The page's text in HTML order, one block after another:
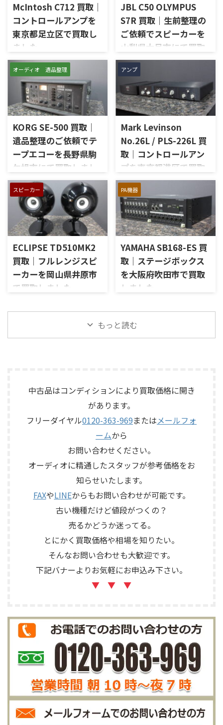
McIntosh C712 買取｜
コントロールアンプを
東京都足立区で買取し
ました
東京都足立区で、McIntoshの
コントロールアンプ「C712」
を出張買取させていただきま
した。今回のお品物は、
McIntoshらしいガラスパネル
デザインとリモート操作機能
を備えた2chソリッドステート
式のコントロールアンプで、左
右チャンネルの音出し、入力
切替、ボリューム、トーンコン
トロール、MMフォノ入力、バ
外観コンディション、リモコン
など付属品の有無を確認しな
がら査定いたしました。 買取
商品：McIntosh C712 メーカ
ー：McIntosh / マッキントッ
JBL C50 OLYMPUS
S7R 買取｜生前整理の
ご依頼でスピーカーを
山梨県大月市にて買取
しました
山梨県大月市で、生前整理に伴
いJBLの大型スピーカー「C50
OLYMPUS S7R」を出張買取さ
せていただきました。今回の
お品物は、長年大切に音楽を
楽しまれてきたご本人様より、
オーディオ機器の整理を進めた
いとのご相談をいただいたも
のです。 JBL C50 OLYMPUS
S7Rは、Olympus専用エンクロ
ージャーにLE15Aウーファー、
PR15パッシブラジエーター、
LE85ドライバー、HL91ホー
ン、LX5ネットワークなどを組
み合わせたヴィンテージJBLの
スピーカーシステムです。査定
では、左右ペアの音 ...
オーディオ 遺品整理
KORG SE-500 買取｜
遺品整理のご依頼でテ
ープエコーを長野県駒
ケ根市にて買取しまし
た
長野県駒ケ根市で、遺品整理に
伴いKORGのテープエコー
「SE-500 Stage Echo」を出張
買取させていただきました。
今回のお品物は、前オーナー
様が大切に保管されていたヴ
ィンテージのテープエコーで、
ご家族様より「価値があるも
のか分からないので、処分する
前に見てほしい」とご相談い
500は、テープを使用したアナ
ログエコーならではの揺らぎ
や質感を楽しめる機材です。査
アンプ
Mark Levinson
No.26L / PLS-226L 買
取｜コントロールアン
プを東京都港区で買取
しました
東京都港区で、Mark Levinson
のコントロールアンプ
「No.26L / PLS-226L」を出張
買取させていただきました。
今回のお品物は、アンプ部
No.26Lと外部電源部PLS-226L
で構成されるセパレートタイ
プのプリアンプで、左右チャン
ネルの音出し状態、入力切
替、ボリューム、バランス、
ォノカードやバランス入力カ
ードの有無、電源部の状態、
接続ケーブル、外観コンディシ
スピーカー
ECLIPSE TD510MK2
買取｜フルレンジスピ
ーカーを岡山県井原市
で買取しました
ルレンジスピーカー
「TD510MK2」を出張買取させ
態、ユニットの状態、エッグ
シェル型エンクロージャー、角
度調整機構、スピーカー端
子、外観コンディション、保護
ネットやキャップなど付属品
の有無を確認しながら査定い
たしました。 買取商品：
ECLIPSE / イクリプス 型番：
TD510MK2 カテゴリ ...
PA機器
YAMAHA SB168-ES 買
取｜ステージボックス
を大阪府吹田市で買取
しました
テージボックス「SB168-ES」
を出張買取させていただきま
IN/OUT、NETWORK端子、ヘッ
ドアンプリモート、ファンタム
電源、外観コンディション、電
源コードや取扱説明書など付
属品の有無を確認しながら査
定いたしました。 買取商品：
YAMAHA SB168-ES メーカー：
SB168-ES カ ...
もっと読む
中古品はコンディションにより買取価格に開き
があります。
フリーダイヤル0120-363-969またはメールフォ
ームから
お問い合わせください。
オーディオに精通したスタッフが参考価格をお
知らせいたします。
FAXやLINEからもお問い合わせが可能です。
古い機種だけど値段がつくの？
売るかどうか迷ってる。
とにかく買取価格や相場を知りたい。
そんなお問い合わせも大歓迎です。
下記バナーよりお気軽にお申込み下さい。
▼ ▼ ▼